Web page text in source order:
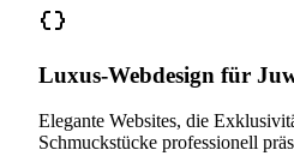
Luxus-Webdesign für
Elegante Websites, die
Schmuckstücke professionell